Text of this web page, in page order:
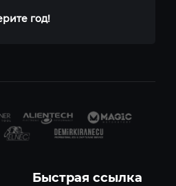
год!
Быстрая ссылка